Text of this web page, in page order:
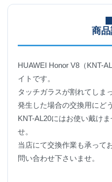
商品
HUAWEI Honor V8（KNT-
イトです。
タッチガラスが割れてしま
発生した場合の交換用にどう
KNT-AL20にはお使い戴け
せ。
当店にて交換作業も承って
問い合わせ下さいませ。